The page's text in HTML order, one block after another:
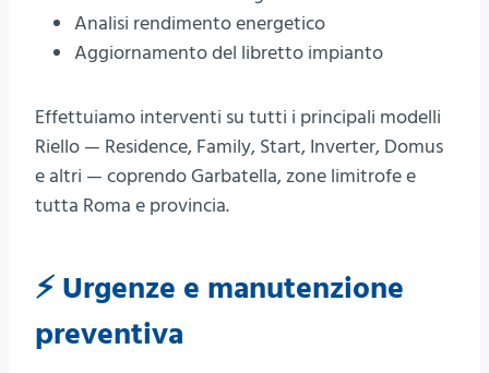
Analisi rendimento energetico
Aggiornamento del libretto impianto
Effettuiamo interventi su tutti i principali modelli
Riello — Residence, Family, Start, Inverter, Domus
e altri — coprendo Garbatella, zone limitrofe e
tutta Roma e provincia.
⚡ Urgenze e manutenzione
preventiva